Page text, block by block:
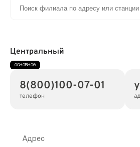
Центральный
8(800)100-07-01
телефон
Адрес